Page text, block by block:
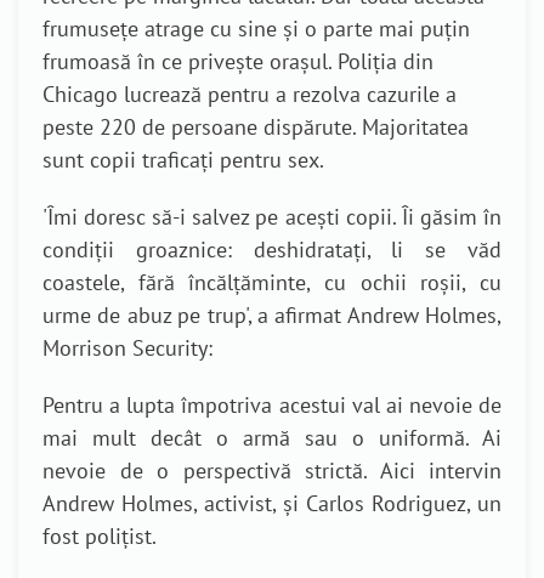
frumusețe atrage cu sine și o parte mai puțin
frumoasă în ce privește orașul. Poliția din
Chicago lucrează pentru a rezolva cazurile a
peste 220 de persoane dispărute. Majoritatea
sunt copii traficați pentru sex.
'Îmi doresc să-i salvez pe acești copii. Îi găsim în
condiții groaznice: deshidratați, li se văd
coastele, fără încălțăminte, cu ochii roșii, cu
urme de abuz pe trup', a afirmat Andrew Holmes,
Morrison Security:
Pentru a lupta împotriva acestui val ai nevoie de
mai mult decât o armă sau o uniformă. Ai
nevoie de o perspectivă strictă. Aici intervin
Andrew Holmes,activist, și Carlos Rodriguez, un
fost polițist.